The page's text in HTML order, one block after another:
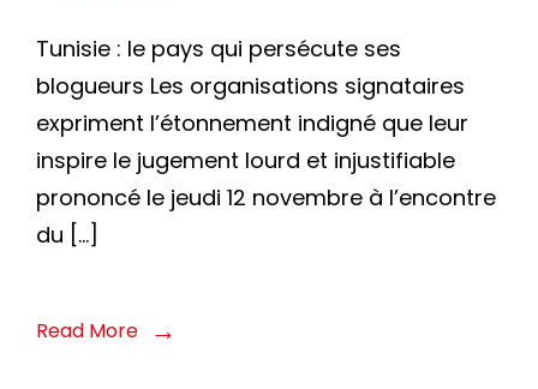
Tunisie : le pays qui persécute ses
blogueurs Les organisations signataires
expriment l’étonnement indigné que leur
inspire le jugement lourd et injustifiable
prononcé le jeudi 12 novembre à l’encontre
du […]
Read More